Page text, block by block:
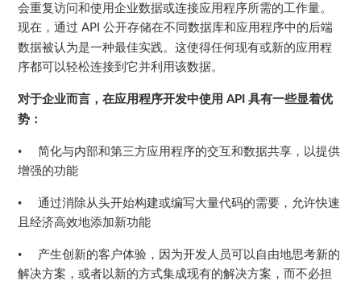
会重复访问和使用企业数据或连接应用程序所需的工作量。
现在，通过 API公开存储在不同数据库和应用程序中的后端
数据被认为是一种最佳实践。这使得任何现有或新的应用程
序都可以轻松连接到它并利用该数据。
对于企业而言，在应用程序开发中使用 API具有一些显着优
势：
•
简化与内部和第三方应用程序的交互和数据共享，以提供
增强的功能
•
通过消除从头开始构建或编写大量代码的需要，允许快速
且经济高效地添加新功能
•
产生创新的客户体验，因为开发人员可以自由地思考新的
解决方案，或者以新的方式集成现有的解决方案，而不必担